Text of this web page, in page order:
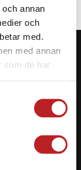
annan
och
med.
med annan
som de har